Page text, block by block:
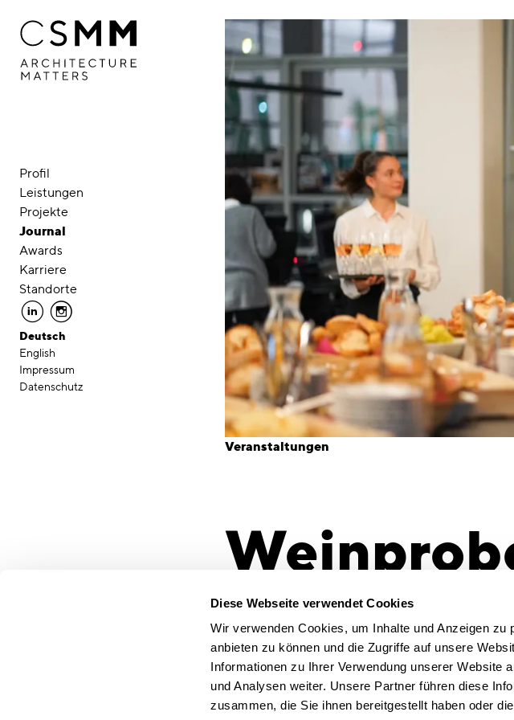
Diese Webseite verwendet Cookies
Wir verwenden Cookies, um Inhalte und Anzeigen
anbieten zu können und die Zugriffe auf unsere
Informationen zu Ihrer Verwendung unserer Website
und Analysen weiter. Unsere Partner führen diese
zusammen, die Sie ihnen bereitgestellt haben oder
Profil
Leistungen
Projekte
Journal
Awards
Karriere
Standorte
linkedin instagram
Deutsch
English
Impressum
Datenschutz
Veranstaltungen
ein
Mitte November erheiterte erneut die von
passioniertem Weinkenner Timo Brehme
Weinverkostung die Gemüter.